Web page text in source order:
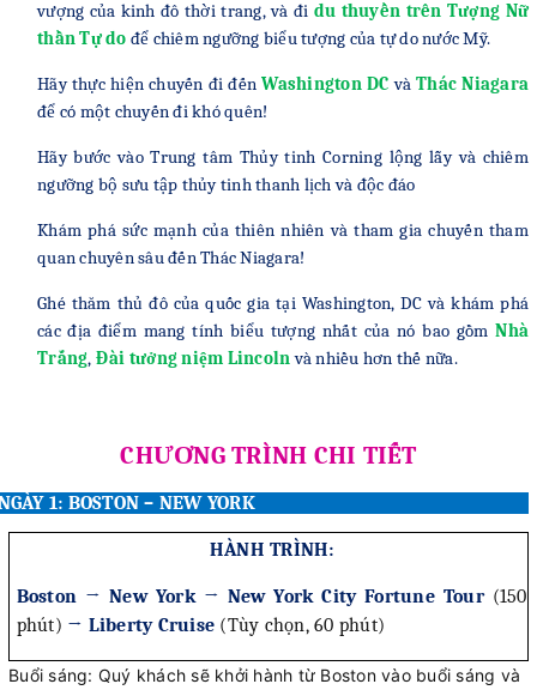
vượng của kinh đô thời trang, và đi du thuyền trên Tượng Nữ
thần Tự do để chiêm ngưỡng biểu tượng của tự do nước Mỹ.
Hãy thực hiện chuyến đi đếnWashington DC vàThác Niagara
để có một chuyến đi khó quên!
Hãy bước vào Trung tâm Thủy tinh Corning lộng lẫy và chiêm
ngưỡng bộ sưu tập thủy tinh thanh lịch và độc đáo
Khám phá sức mạnh của thiên nhiên và tham gia chuyến tham
quan chuyên sâu đến Thác Niagara!
Ghé thăm thủ đô của quốc gia tại Washington, DC và khám phá
các địa điểm mang tính biểu tượng nhất của nó bao gồmNhà
Trắng, Đài tưởng niệm Lincoln và nhiều hơn thế nữa.
CHƯƠNG TRÌNH CHI TIẾT
1: BOSTON – NEW YORK
HÀNH TRÌNH:
Boston → New York → New York City Fortune Tour (150
phút) → Liberty Cruise (Tùy chọn, 60 phút)
Buổi sáng: Quý khách sẽ khởi hành từ Boston vào buổi sáng và